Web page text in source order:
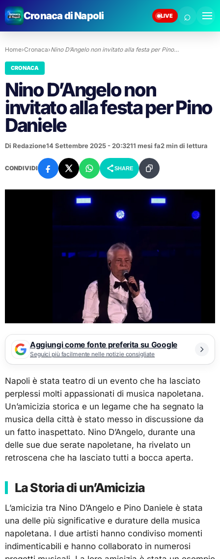
Cronaca di Napoli LIVE ⌕
Home›Cronaca›Nino D’Angelo non invitato alla festa per Pino…
CRONACA
Nino D’Angelo non
invitato alla festa per Pino
Daniele
Di Redazione14 Settembre 2025 - 20:3211 mesi fa2 min di lettura
CONDIVIDI SHARE
Aggiungi come fonte preferita su Google
Seguici più facilmente nelle notizie consigliate
Napoli è stata teatro di un evento che ha lasciato
perplessi molti appassionati di musica napoletana.
Un’amicizia storica e un legame che ha segnato la
musica della città è stato messo in discussione da
un fatto inaspettato. Nino D’Angelo, durante una
delle sue due serate napoletane, ha rivelato un
retroscena che ha lasciato tutti a bocca aperta.
La Storia di un’Amicizia
L’amicizia tra Nino D’Angelo e Pino Daniele è stata
una delle più significative e durature della musica
napoletana. I due artisti hanno condiviso momenti
indimenticabili e hanno collaborato in numerosi